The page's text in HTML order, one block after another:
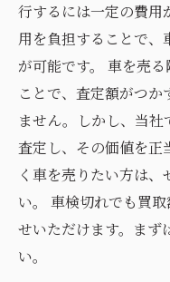
行するには一定の費用
用を負担することで、
が可能です。 車を売
ことで、査定額がつ
ません。しかし、当社
査定し、その価値を正
く車を売りたい方は
い。 車検切れでも買
せいただけます。まず
い。